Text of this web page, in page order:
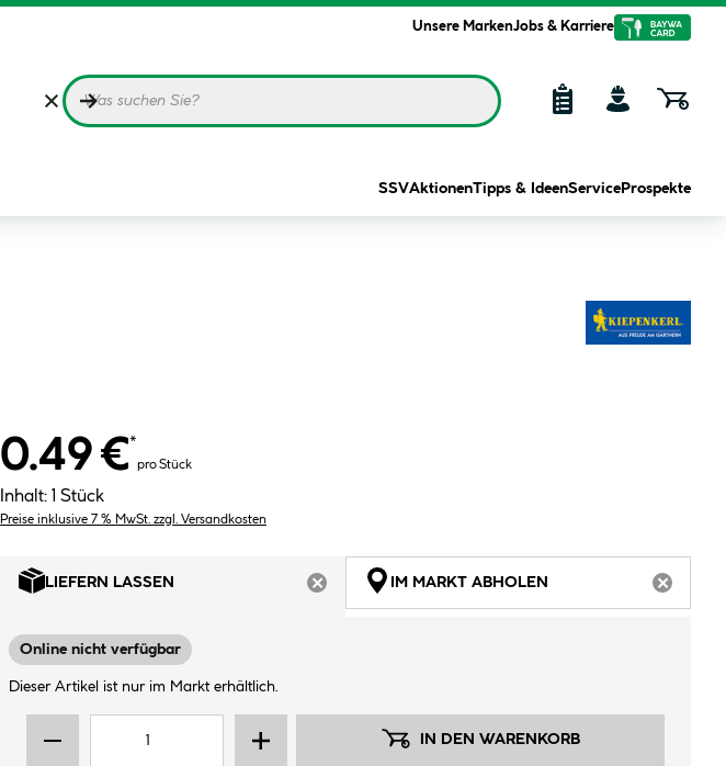
Unsere MarkenJobs & Karriere
SSVAktionenTipps & IdeenService Prospekte
0.49 €*
pro Stück
Inhalt: 1 Stück
Preise inklusive 7 % MwSt. zzgl. Versandkosten
LIEFERN LASSEN
ARTIKEL NICHT VERFÜGBAR
IM MARKT ABHOLEN
Online nicht verfügbar
Dieser Artikel ist nur im Markt erhältlich.
IN DEN WARENKORB